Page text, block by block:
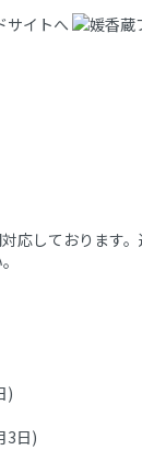
応しております
)
3日)